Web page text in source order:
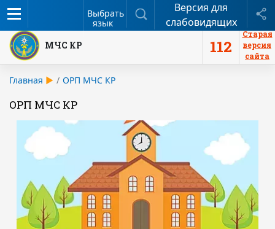
Меню
Выбрать
язык
ПоискВерсия для
слабовидящих
МЧС КР 112
Старая
версия
сайта
Главная ОРП МЧС КР
ОРП МЧС КР